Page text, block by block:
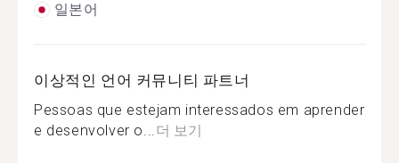
일본어
이상적인 언어 커뮤니티 파트너
Pessoas que estejam interessados em aprender
e desenvolver o...더 보기